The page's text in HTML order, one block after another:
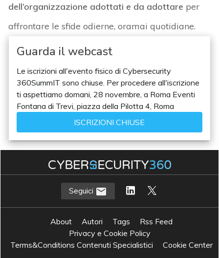
dell’organizzazione adottati e da adottare per
affrontare le sfide odierne, oramai quotidiane.
Guarda il webcast
Le iscrizioni all'evento fisico di Cybersecurity
360SummIT sono chiuse. Per procedere all'iscrizione
ti aspettiamo domani, 28 novembre, a Roma Eventi
Fontana di Trevi, piazza della Pilotta 4, Roma
Seguici
About Autori Tags
Rss Feed
Privacy e Cookie Policy
Terms&Conditions Contenuti Specialistici
Cookie Center